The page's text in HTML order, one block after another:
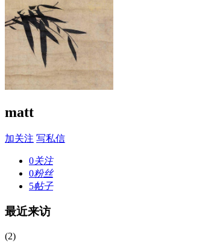
matt
加关注 写私信
0关注
0粉丝
5帖子
最近来访
(2)